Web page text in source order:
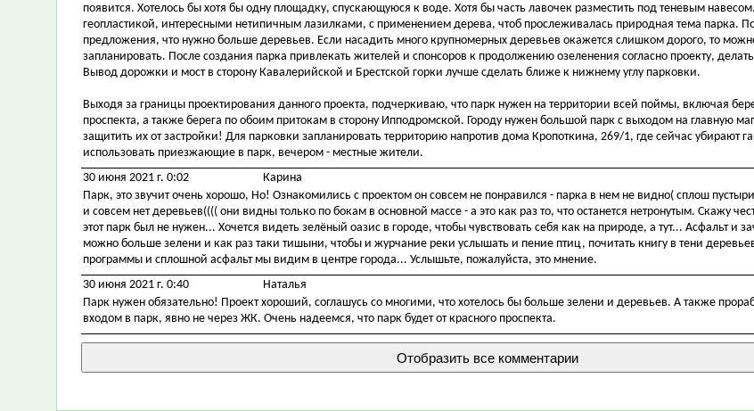
появится. Хотелось бы хотя бы одну площадку, спускающуюся к воде. Хотя бы часть лавочек разместить под теневым
геопластикой, интересными нетипичным лазилками, с применением дерева, чтоб прослеживалась природная тема парка.
предложения, что нужно больше деревьев. Если насадить много крупномерных деревьев окажется слишком дорого, то
запланировать. После создания парка привлекать жителей и спонсоров к продолжению озеленения согласно проекту,
Вывод дорожки и мост в сторону Кавалерийской и Брестской горки лучше сделать ближе к нижнему углу парковки.
Выходя за границы проектирования данного проекта, подчеркиваю, что парк нужен на территории всей поймы, включая
проспекта, а также берега по обоим притокам в сторону Ипподромской. Городу нужен большой парк с выходом на главную
защитить их от застройки! Для парковки запланировать территорию напротив дома Кропоткина, 269/1, где сейчас убирают
использовать приезжающие в парк, вечером - местные жители.
30 июня 2021 г. 0:02
Карина
Парк, это звучит очень хорошо, Но! Ознакомились с проектом он совсем не понравился - парка в нем не видно( сплош
и совсем нет деревьев(((( они видны только по бокам в основной массе - а это как раз то, что останется нетронутым. Скажу
этот парк был не нужен... Хочется видеть зелёный оазис в городе, чтобы чувствовать себя как на природе, а тут... Асфальт и
можно больше зелени и как раз таки тишыни, чтобы и журчание реки услышать и пение птиц, почитать книгу в тени
программы и сплошной асфальт мы видим в центре города... Услышьте, пожалуйста, это мнение.
30 июня 2021 г. 0:40
Наталья
Парк нужен обязательно! Проект хороший, соглашусь со многими, что хотелось бы больше зелени и деревьев. А также
входом в парк, явно не через ЖК. Очень надеемся, что парк будет от красного проспекта.